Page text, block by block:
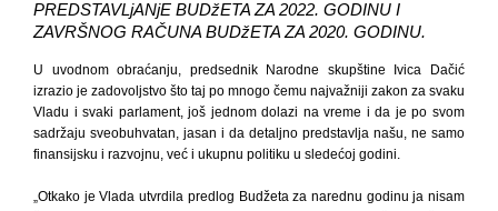
PREDSTAVLjANjE BUDžETA ZA 2022. GODINU I
ZAVRŠNOG RAČUNA BUDžETA ZA 2020. GODINU.
U uvodnom obraćanju, predsednik Narodne skupštine Ivica Dačić
izrazio je zadovoljstvo što taj po mnogo čemu najvažniji zakon za svaku
Vladu i svaki parlament, još jednom dolazi na vreme i da je po svom
sadržaju sveobuhvatan, jasan i da detaljno predstavlja našu, ne samo
finansijsku i razvojnu, već i ukupnu politiku u sledećoj godini.
„Otkako je Vlada utvrdila predlog Budžeta za narednu godinu ja nisam